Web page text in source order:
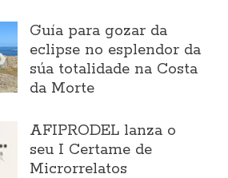
Guía para gozar da
eclipse no esplendor da
súa totalidade na Costa
da Morte
AFIPRODEL lanza o
seu I Certame de
Microrrelatos